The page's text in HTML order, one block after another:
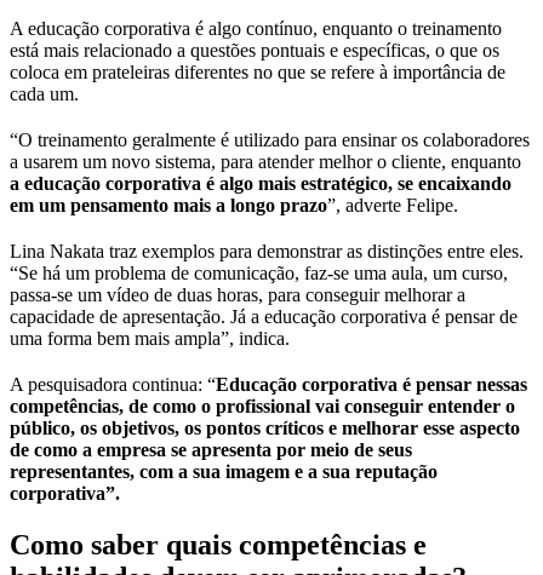
A educação corporativa é algo contínuo, enquanto o treinamento
está mais relacionado a questões pontuais e específicas, o que os
coloca em prateleiras diferentes no que se refere à importância de
cada um.
“O treinamento geralmente é utilizado para ensinar os colaboradores
a usarem um novo sistema, para atender melhor o cliente, enquanto
a educação corporativa é algo mais estratégico, se encaixando
em um pensamento mais a longo prazo”, adverte Felipe.
Lina Nakata traz exemplos para demonstrar as distinções entre eles.
“Se há um problema de comunicação, faz-se uma aula, um curso,
passa-se um vídeo de duas horas, para conseguir melhorar a
capacidade de apresentação. Já a educação corporativa é pensar de
uma forma bem mais ampla”, indica.
A pesquisadora continua: “Educação corporativa é pensar nessas
competências, de como o profissional vai conseguir entender o
público, os objetivos, os pontos críticos e melhorar esse aspecto
de como a empresa se apresenta por meio de seus
representantes, com a sua imagem e a sua reputação
corporativa”.
Como saber quais competências e